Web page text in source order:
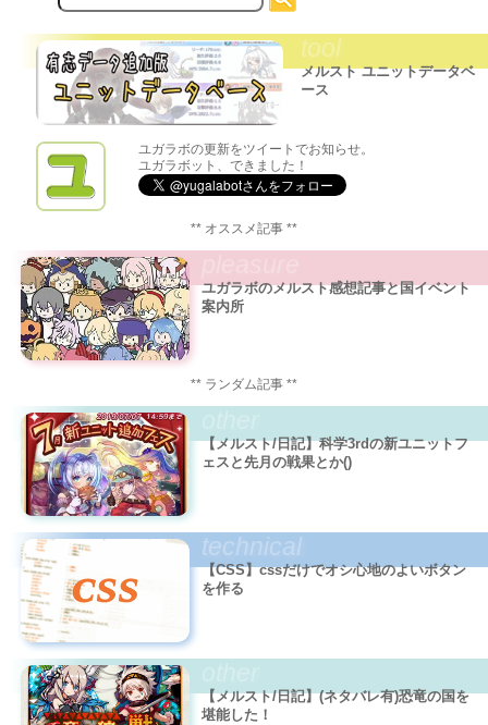
イ
内
検
索:
tool
メルスト ユニットデータベ
ース
ユガラボの更新をツイートでお知らせ。
ユガラボット、できました！
** オススメ記事 **
ユガラボのメルスト感想記事と国イベント
案内所
** ランダム記事 **
【メルスト/日記】科学3rdの新ユニットフ
ェスと先月の戦果とか()
technical
【CSS】cssだけでオシ心地のよいボタン
を作る
【メルスト/日記】(ネタバレ有)恐竜の国を
堪能した！